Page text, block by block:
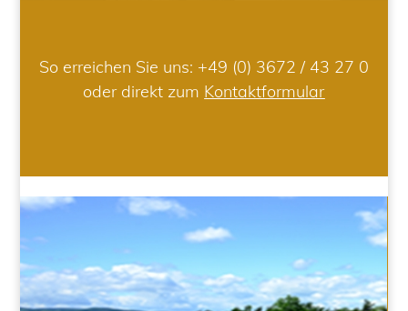
So erreichen Sie uns: +49 (0) 3672 / 43 27 0
oder direkt zum Kontaktformular